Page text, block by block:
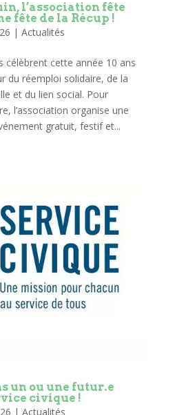
l’association fête
fête de la Récup !
| Actualités
célèbrent cette année 10 ans
du réemploi solidaire, de la
et du lien social. Pour
l’association organise une
gratuit, festif et...
un ou une futur.e
civique !
| Actualités